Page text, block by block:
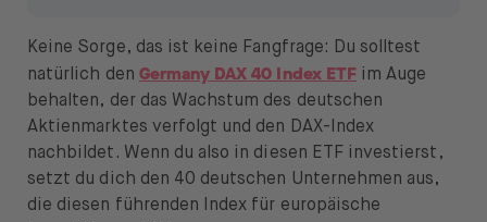
Keine Sorge, das ist keine Fangfrage: Du solltest
natürlich den Germany DAX 40 Index ETF im Auge
behalten, der das Wachstum des deutschen
Aktienmarktes verfolgt und den DAX-Index
nachbildet. Wenn du also in diesen ETF investierst,
setzt du dich den 40 deutschen Unternehmen aus,
die diesen führenden Index für europäische